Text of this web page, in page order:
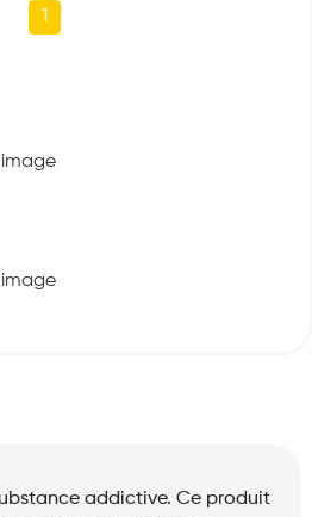
1
addictive. Ce produit